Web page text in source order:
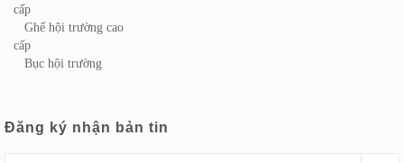
cấp
Ghế hội trường cao
cấp
Bục hội trường
Đăng ký nhận bản tin